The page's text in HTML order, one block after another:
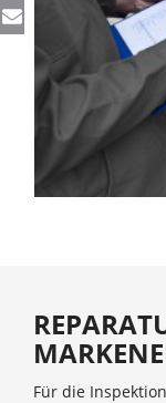
Für die